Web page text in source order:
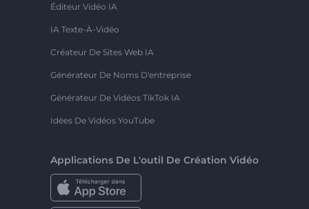
Éditeur Vidéo IA
IA Texte-À-Vidéo
Créateur De Sites Web IA
Générateur De Noms D'entreprise
Générateur De Vidéos TikTok IA
Idées De Vidéos YouTube
Applications De L'outil De Création Vidéo